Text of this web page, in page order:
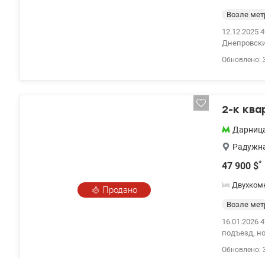
Возле
12.12.2025
«Квадрат»,
дома
Обновлено:
Продано
2-к
47 900 $*
Возле
16.01.2026
подъезд,
Обновлено: